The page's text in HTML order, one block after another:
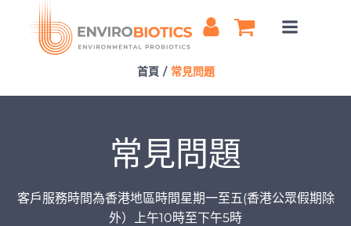
to
content
首頁 常見問題
常見問題
客戶服務時間為香港地區時間星期一至五(香港公眾假期除
外）上午10時至下午5時